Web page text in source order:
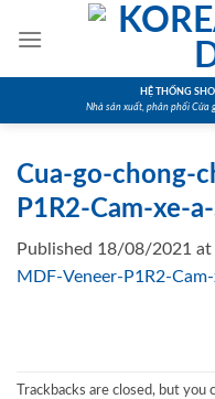
HỆ THỐNG
Nhà sản xuất, phân phối Cửa
Cua-go-chong-
P1R2-Cam-xe-
Published 18/08/2021 at
MDF-Veneer-P1R2-
Trackbacks are closed, but you